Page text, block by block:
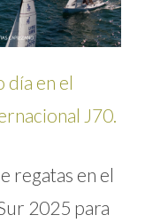
día en el
J70.
regatas en el
2025 para